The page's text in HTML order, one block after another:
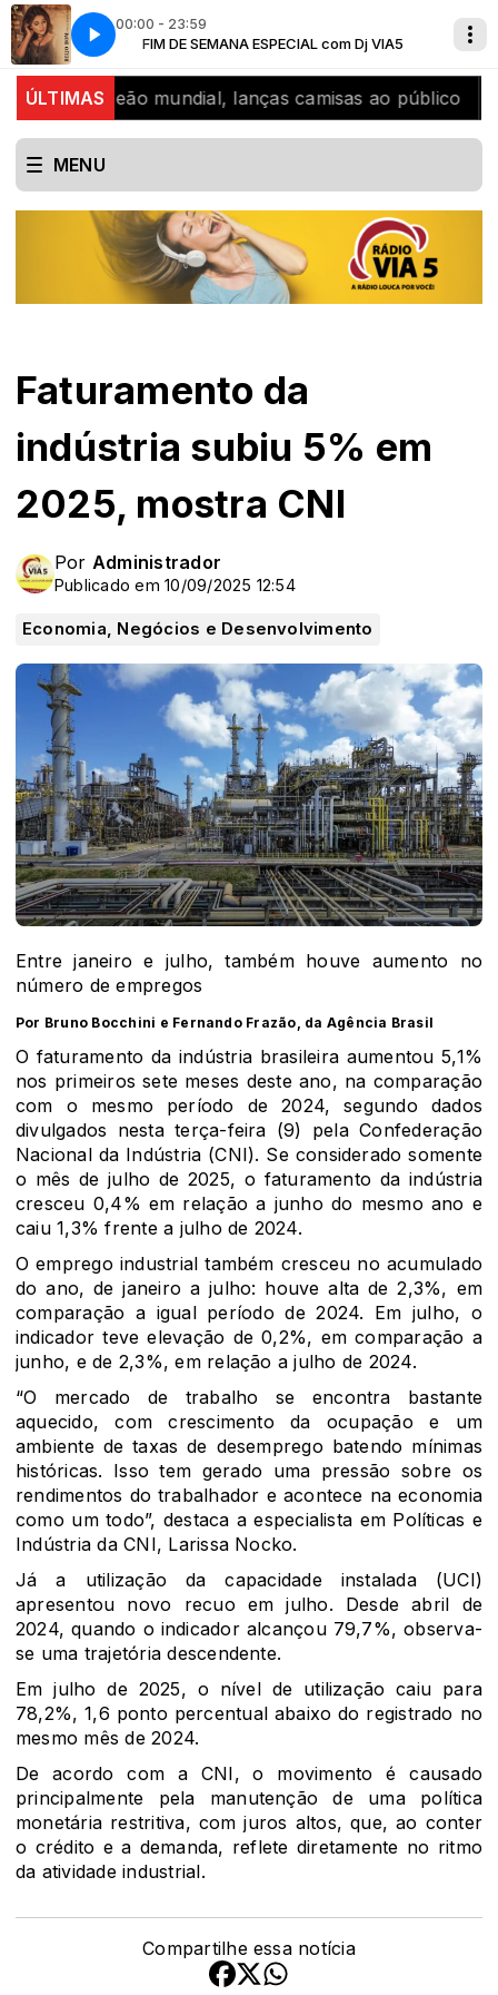
00:00 - 23:59
Dj VIA5 FIM DE SEMANA ESPECIAL com Dj VIA5
Paula Fernandes - Beijo Bom
ÚLTIMAS mundial, lanças camisas ao público SJB
MENU
Faturamento da
indústria subiu 5% em
2025, mostra CNI
Por Administrador
Publicado em 10/09/2025 12:54
Economia, Negócios e Desenvolvimento
Entre janeiro e julho, também houve aumento no
número de empregos
Por Bruno Bocchini e Fernando Frazão, da Agência Brasil
O faturamento da indústria brasileira aumentou 5,1%
nos primeiros sete meses deste ano, na comparação
com o mesmo período de 2024, segundo dados
divulgados nesta terça-feira (9) pela Confederação
Nacional da Indústria (CNI). Se considerado somente
o mês de julho de 2025, o faturamento da indústria
cresceu 0,4% em relação a junho do mesmo ano e
caiu 1,3% frente a julho de 2024.
O emprego industrial também cresceu no acumulado
do ano, de janeiro a julho: houve alta de 2,3%, em
comparação a igual período de 2024. Em julho, o
indicador teve elevação de 0,2%, em comparação a
junho, e de 2,3%, em relação a julho de 2024.
“O mercado de trabalho se encontra bastante
aquecido, com crescimento da ocupação e um
ambiente de taxas de desemprego batendo mínimas
históricas. Isso tem gerado uma pressão sobre os
rendimentos do trabalhador e acontece na economia
como um todo”, destaca a especialista em Políticas e
Indústria da CNI, Larissa Nocko.
Já a utilização da capacidade instalada (UCI)
apresentou novo recuo em julho. Desde abril de
2024, quando o indicador alcançou 79,7%, observa-
se uma trajetória descendente.
Em julho de 2025, o nível de utilização caiu para
78,2%, 1,6 ponto percentual abaixo do registrado no
mesmo mês de 2024.
De acordo com a CNI, o movimento é causado
principalmente pela manutenção de uma política
monetária restritiva, com juros altos, que, ao conter
o crédito e a demanda, reflete diretamente no ritmo
da atividade industrial.
Compartilhe essa notícia